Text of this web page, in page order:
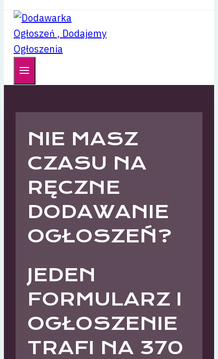
NIE MASZ
CZASU NA
RĘCZNE
DODAWANIE
OGŁOSZEŃ?
JEDEN
FORMULARZ I
OGŁOSZENIE
TRAFI NA 370